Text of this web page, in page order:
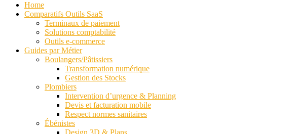
Home
Comparatifs Outils SaaS
Terminaux de paiement
Solutions comptabilité
Outils e-commerce
Guides par Métier
Boulangers/Pâtissiers
Transformation numérique
Gestion des Stocks
Plombiers
Intervention d’urgence & Planning
Devis et facturation mobile
Respect normes sanitaires
Ébénistes
Design 3D & Plans